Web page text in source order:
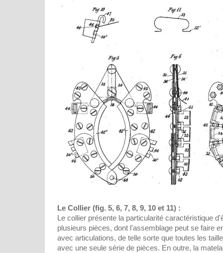
Le Collier (fig. 5, 6, 7, 8, 9, 10 et 11) :
Le collier présente la particularité caractéristique
plusieurs pièces, dont l'assemblage peut se faire
avec articulations, de telle sorte que toutes les
avec une seule série de pièces. En outre, la